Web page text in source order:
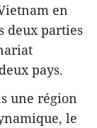
en
deux parties
pays.
une région
le